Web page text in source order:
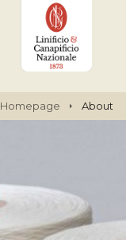
Homepage About